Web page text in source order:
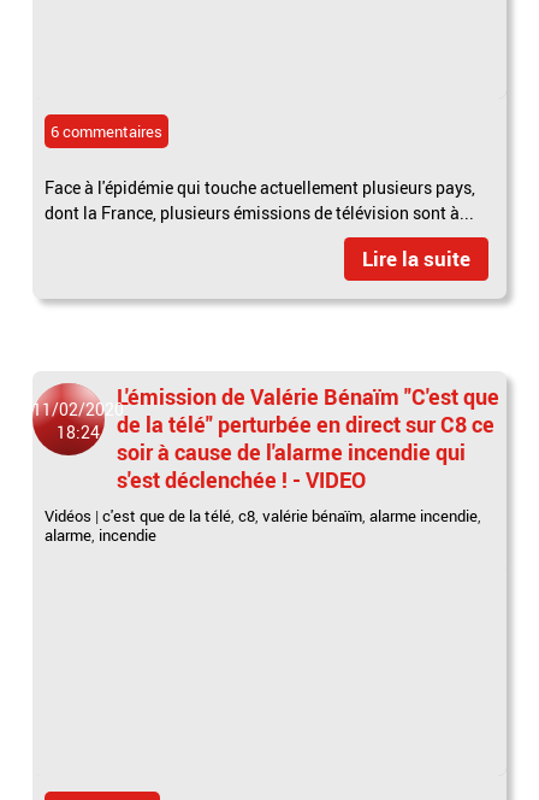
6 commentaires
Face à l'épidémie qui touche actuellement plusieurs pays,
dont la France, plusieurs émissions de télévision sont à...
Lire la suite
11/02/2020
18:24
L'émission de Valérie Bénaïm "C'est que
de la télé" perturbée en direct sur C8 ce
soir à cause de l'alarme incendie qui
s'est déclenchée ! - VIDEO
Vidéos |c'est que de la télé,c8,valérie bénaïm,alarme incendie,
alarme, incendie